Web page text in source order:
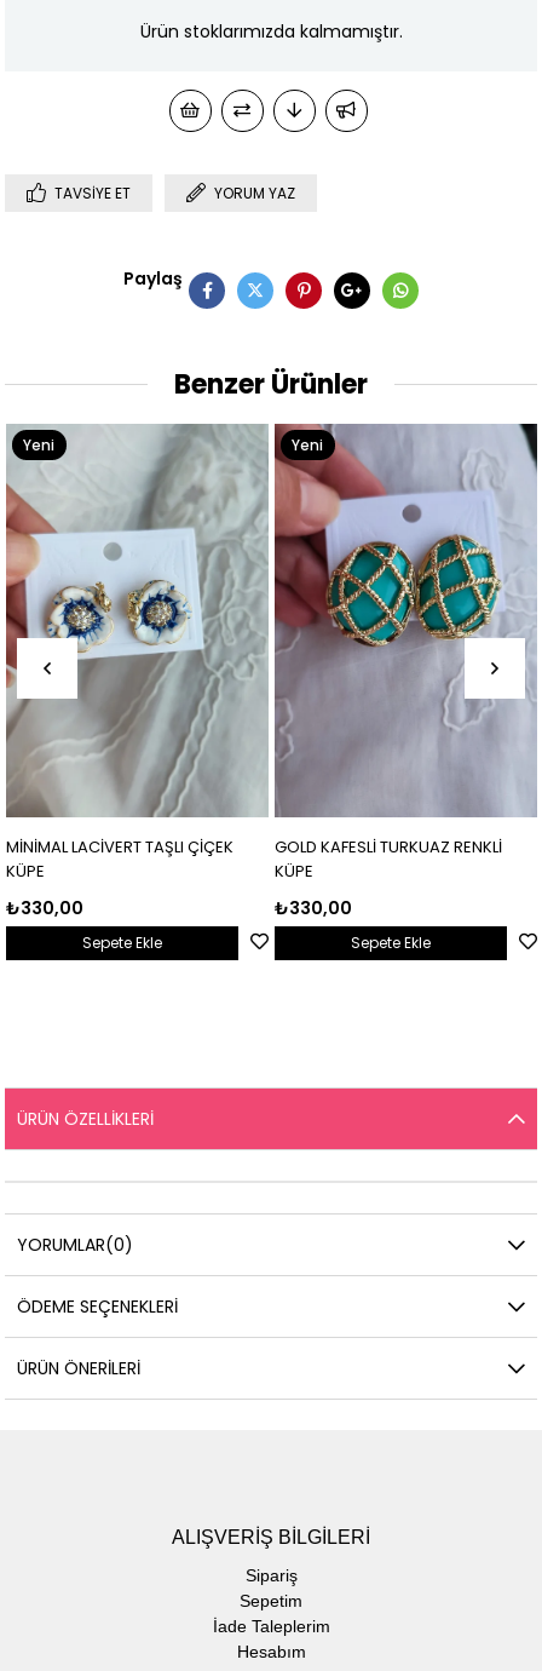
Ürün stoklarımızda kalmamıştır.
TAVSIYE ET YORUM YAZ
Paylaş
Benzer Ürünler
MİNİMAL LACİVERT TAŞLI ÇİÇEK
KÜPE
₺330,00
Sepete Ekle
Yeni
Ürün
GOLD KAFESLİ TURKUAZ RENKLİ
KÜPE
₺330,00
Sepete Ekle
Yeni
Ürün
ÜRÜN ÖZELLIKLERI
YORUMLAR(0)
ÖDEME SEÇENEKLERI
ÜRÜN ÖNERILERI
ALIŞVERİŞ BİLGİLERİ
Sipariş
Sepetim
İade Taleplerim
Hesabım